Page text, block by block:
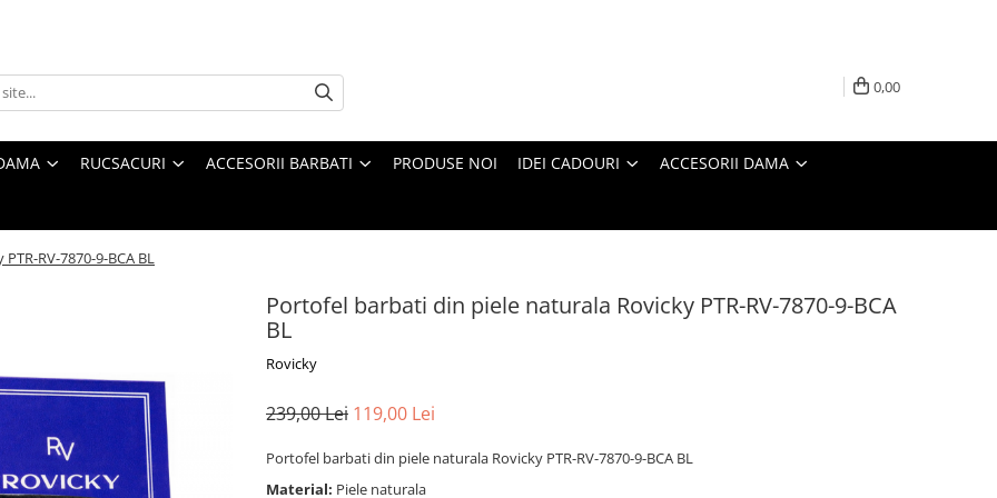
0,00
RUCSACURI ACCESORII BARBATI PRODUSE NOI IDEI CADOURI ACCESORII DAMA
RV-7870-9-BCA BL
Portofel barbati din piele naturala Rovicky PTR-RV-7870-9-BCA
BL
Rovicky
239,00 Lei 119,00 Lei
Portofel barbati din piele naturala Rovicky PTR-RV-7870-9-BCA BL
Material: Piele naturala